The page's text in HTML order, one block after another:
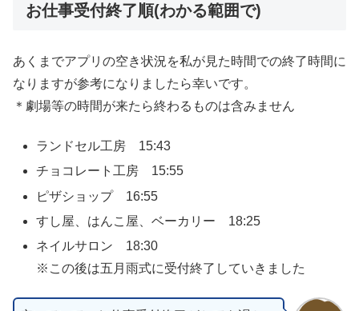
お仕事受付終了順(わかる範囲で)
あくまでアプリの空き状況を私が見た時間での終了時間に
なりますが参考になりましたら幸いです。
＊劇場等の時間が来たら終わるものは含みません
ランドセル工房 15:43
チョコレート工房 15:55
ピザショップ 16:55
すし屋、はんこ屋、ベーカリー 18:25
ネイルサロン 18:30
※この後は五月雨式に受付終了していきました